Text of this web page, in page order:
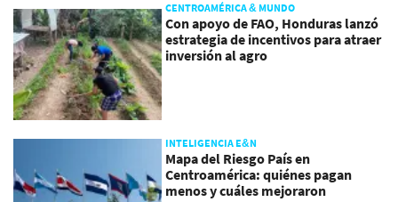
CENTROAMÉRICA & MUNDO
Con apoyo de FAO, Honduras lanzó
estrategia de incentivos para atraer
inversión al agro
INTELIGENCIA E&N
Mapa del Riesgo País en
Centroamérica: quiénes pagan
menos y cuáles mejoraron